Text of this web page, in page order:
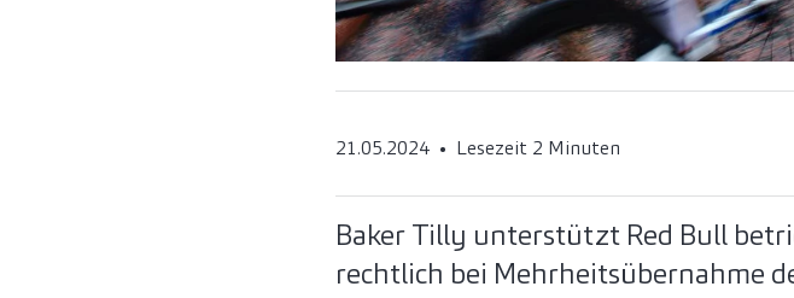
21.05.2024 Lesezeit 2 Minuten
Baker Tilly unterstützt Red Bull
rechtlich bei Mehrheitsübernahme